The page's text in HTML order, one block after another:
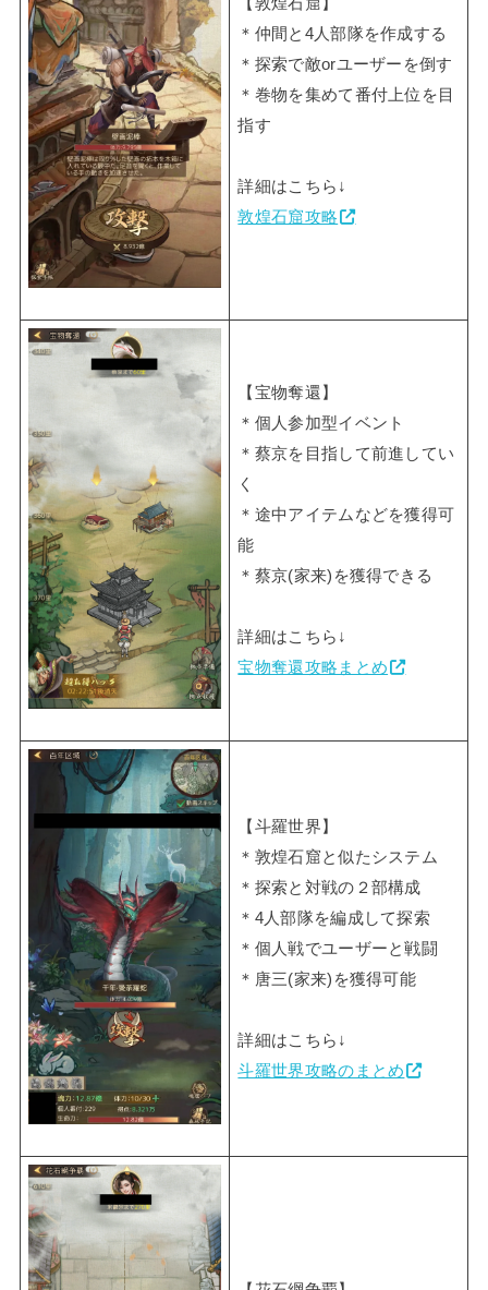
【敦煌石窟】
＊仲間と4人部隊を作成する
＊探索で敵orユーザーを倒す
＊巻物を集めて番付上位を目
指す
詳細はこちら↓
敦煌石窟攻略
【宝物奪還】
＊個人参加型イベント
＊蔡京を目指して前進してい
く
＊途中アイテムなどを獲得可
能
＊蔡京(家来)を獲得できる
詳細はこちら↓
宝物奪還攻略まとめ
【斗羅世界】
＊敦煌石窟と似たシステム
＊探索と対戦の２部構成
＊4人部隊を編成して探索
＊個人戦でユーザーと戦闘
＊唐三(家来)を獲得可能
詳細はこちら↓
斗羅世界攻略のまとめ